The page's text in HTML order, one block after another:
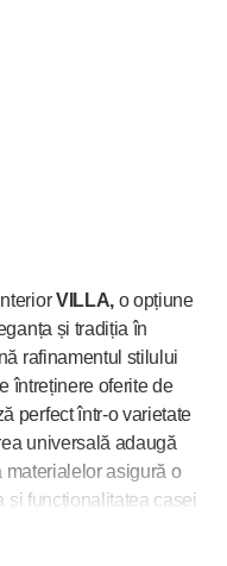
VILLA, o opțiune
și tradiția în
rafinamentul stilului
întreținere oferite de
perfect într-o varietate
universală adaugă
materialelor asigură o
și funcționalitatea casei